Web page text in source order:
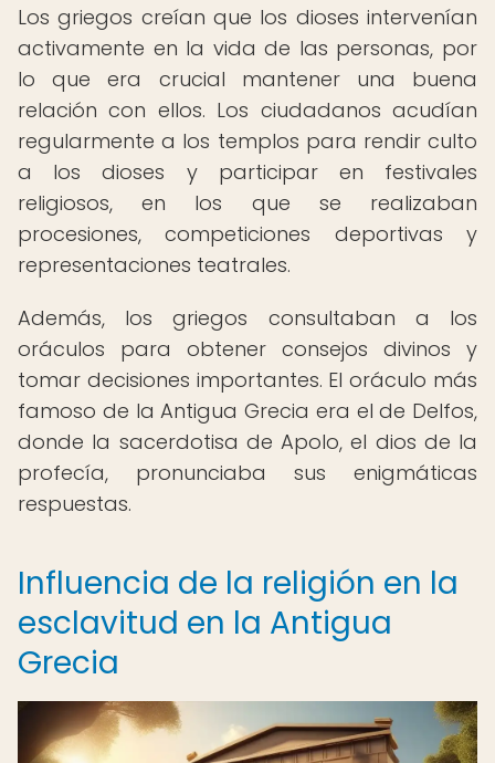
Los griegos creían que los dioses intervenían
activamente en la vida de las personas, por
lo que era crucial mantener una buena
relación con ellos. Los ciudadanos acudían
regularmente a los templos para rendir culto
a los dioses y participar en festivales
religiosos, en los que se realizaban
procesiones, competiciones deportivas y
representaciones teatrales.
Además, los griegos consultaban a los
oráculos para obtener consejos divinos y
tomar decisiones importantes. El oráculo más
famoso de la Antigua Grecia era el de Delfos,
donde la sacerdotisa de Apolo, el dios de la
profecía, pronunciaba sus enigmáticas
respuestas.
Influencia de la religión en la
esclavitud en la Antigua
Grecia